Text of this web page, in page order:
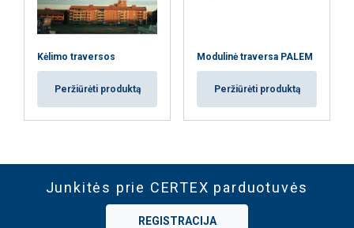
Kėlimo traversos
Peržiūrėti produktą
Modulinė traversa PALEM
Peržiūrėti produktą
Junkitės prie CERTEX parduotuvės
REGISTRACIJA